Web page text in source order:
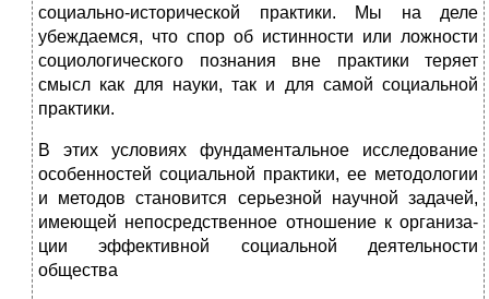
социально-исторической практики. Мы на деле
убеждаемся, что спор об истин­ности или ложности
социологического познания вне практики теряет
смысл как для науки, так и для самой социальной
практики.
В этих условиях фундаментальное исследование
особенностей социальной практики, ее методологии
и методов становится серьезной научной задачей,
имеющей непосредственное отношение к организа­
ции эффективной социальной деятельности
общества